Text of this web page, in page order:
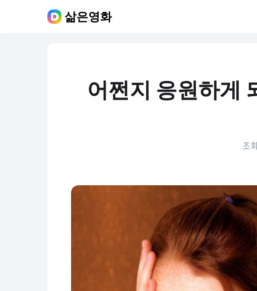
삶은영화
어쩐지 응원하게
조